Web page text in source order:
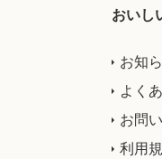
おいし
お知
よく
お問
利用